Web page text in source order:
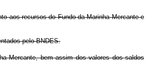
aos recursos do Fundo da Marinha Mercante e
pelo BNDES.
Mercante, bem assim dos valores dos saldos